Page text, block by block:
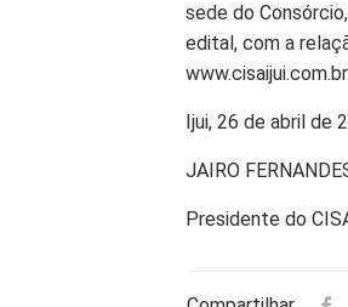
sede do
edital, com a
Ijui, 26 de abril de
JAIRO
Presidente do